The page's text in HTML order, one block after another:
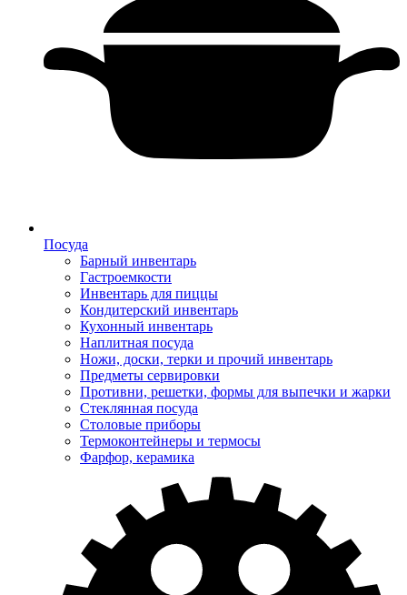
Посуда
Барный инвентарь
Гастроемкости
Инвентарь для пиццы
Кондитерский инвентарь
Кухонный инвентарь
Наплитная посуда
Ножи, доски, терки и прочий инвентарь
Предметы сервировки
Противни, решетки, формы для выпечки и жарки
Стеклянная посуда
Столовые приборы
Термоконтейнеры и термосы
Фарфор, керамика